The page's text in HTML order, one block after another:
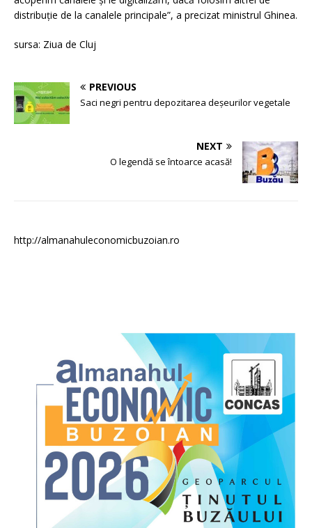
distribuție de la canalele principale”, a precizat ministrul Ghinea.
sursa: Ziua de Cluj
PREVIOUS
Saci negri pentru depozitarea deșeurilor vegetale
NEXT
O legendă se întoarce acasă!
http://almanahuleconomicbuzoian.ro